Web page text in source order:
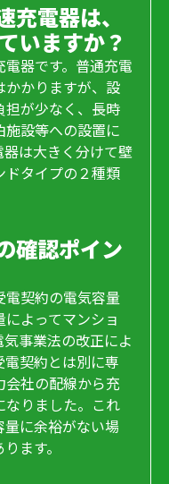
電器は、
いますか？
器です。普通充電
かかりますが、設
担が少なく、長時
設等への設置に
は大きく分けて壁
ドタイプの２種類
確認ポイン
契約の電気容量
よってマンショ
事業法の改正によ
契約とは別に専
社の配線から充
なりました。これ
に余裕がない場
ます。